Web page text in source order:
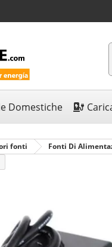
Domestiche
fonti Fonti Di